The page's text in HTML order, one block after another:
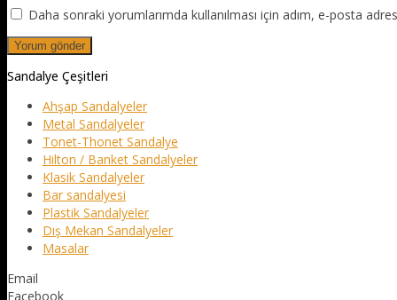
Daha sonraki yorumlarımda kullanılması için adım, e-posta
Sandalye Çeşitleri
Ahşap Sandalyeler
Metal Sandalyeler
Tonet-Thonet Sandalye
Hilton / Banket Sandalyeler
Klasik Sandalyeler
Bar sandalyesi
Plastik Sandalyeler
Dış Mekan Sandalyeler
Masalar
Email
Facebook